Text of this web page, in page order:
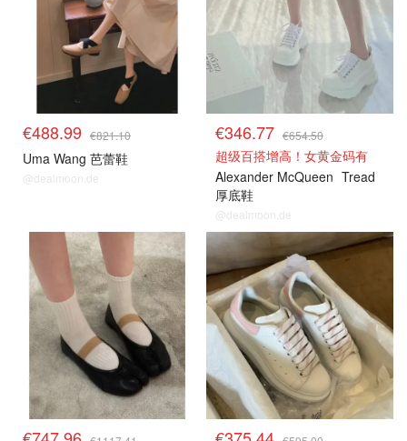
€488.99 €821.10
Uma Wang 芭蕾鞋
@dealmoon.de
€346.77 €654.50
超级百搭增高！女黄金码有
Alexander McQueen Tread
厚底鞋
@dealmoon.de